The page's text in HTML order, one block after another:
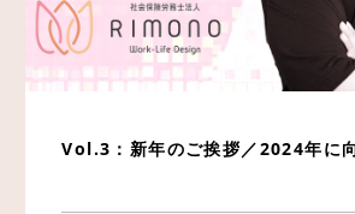
Vol.3：新年のご挨拶／2024年に